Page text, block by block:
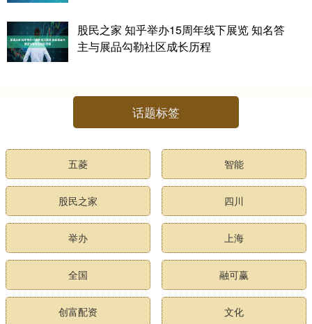
股民之家 知乎举办15周年线下展览 知名答
主与展品勾勒社区成长历程
话题标签
五菱 智能
股民之家 四川
举办 上海
全国 融可赢
创富配资 文化